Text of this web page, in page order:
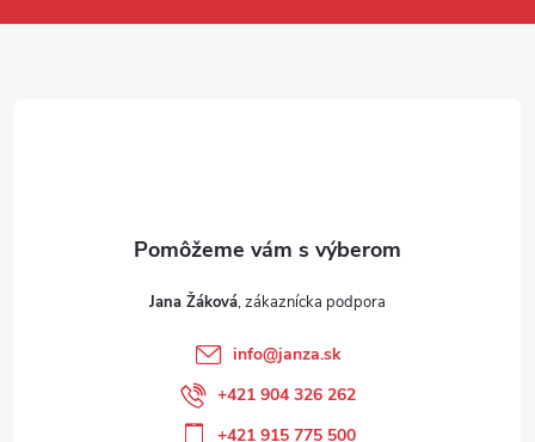
Jana Žáková
info@janza.sk
+421 904 326 262
+421 915 775 500